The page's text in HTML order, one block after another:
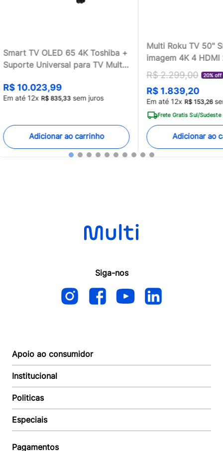
Smart TV OLED 65 4K Toshiba +
Suporte Universal para TV Multi
R$ 10.023,99
Em até 12x R$ 835,33 sem juros
Adicionar ao carrinho
Multi Roku TV 50"
imagem 4K 4 HDMI
compatível com
Home -
[Reembalado]
R$ 2.299,00 20% off
R$ 1.839,20
Em até 12x R$ 153,26
Frete Gratis Sul/Sudeste
Adicionar ao
Siga-nos
Apoio ao consumidor
Autoatendimento
Suporte e reparo
Acompanhar Entrega
Baixe o APP
Institucional
Quem somos
Revendedor
Seja um Revendedor
Trabalhe conosco
Politicas
Política de Entrega
Política de Pagamento
Política de Privacidade
Especiais
Pagamentos